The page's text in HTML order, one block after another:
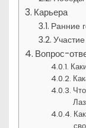
Карьера
Ранние
Вопрос-